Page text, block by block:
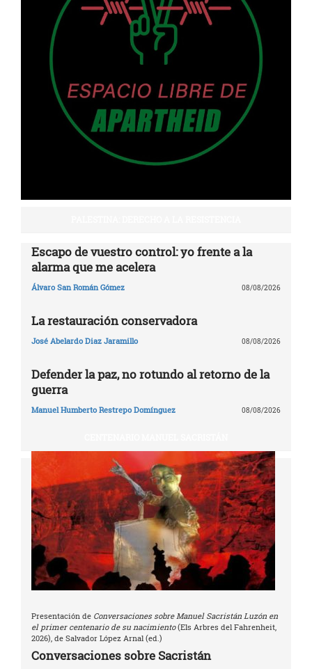
Escapo de vuestro control: yo frente a la
alarma que me acelera
Álvaro San Román Gómez 08/08/2026
La restauración conservadora
José Abelardo Diaz Jaramillo 08/08/2026
Defender la paz, no rotundo al retorno de la
guerra
Manuel Humberto Restrepo Domínguez 08/08/2026
Presentación de Conversaciones sobre Manuel Sacristán Luzón en
el primer centenario de su nacimiento(Els Arbres del Fahrenheit,
2026), de Salvador López Arnal (ed.)
Conversaciones sobre Sacristán